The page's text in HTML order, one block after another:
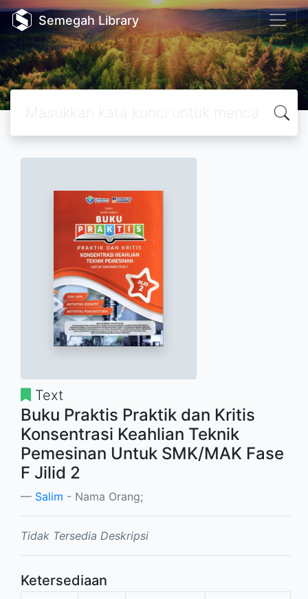
Semegah Library
Text
Buku Praktis Praktik dan Kritis
Konsentrasi Keahlian Teknik
Pemesinan Untuk SMK/MAK Fase
F Jilid 2
Salim - Nama Orang;
Tidak Tersedia Deskripsi
Ketersediaan